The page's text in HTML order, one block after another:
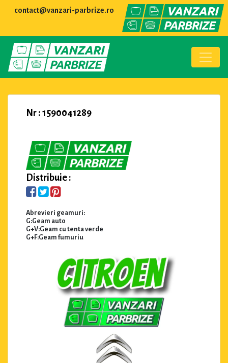
contact@vanzari-parbrize.ro
Nr : 1590041289
Distribuie :
Abrevieri geamuri:
G:Geam auto
G+V:Geam cu tenta verde
G+F:Geam fumuriu